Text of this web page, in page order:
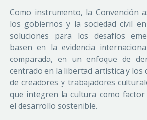
Como instrumento, la Convención
los gobiernos y la sociedad civil
soluciones para los desafíos
basen en la evidencia
comparada, en un enfoque de
centrado en la libertad artística y los
de creadores y trabajadores
que integren la cultura como
el desarrollo sostenible.